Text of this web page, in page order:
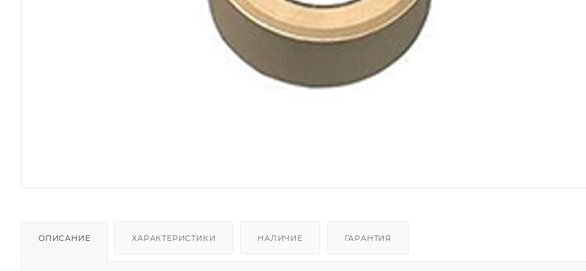
ОПИСАНИЕ ХАРАКТЕРИСТИКИ НАЛИЧИЕ ГАРАНТИЯ